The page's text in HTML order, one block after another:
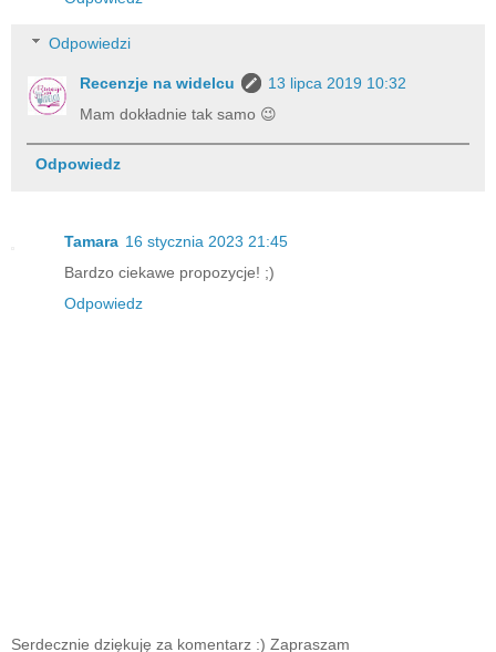
Odpowiedzi
Recenzje na widelcu
13 lipca 2019 10:32
Mam dokładnie tak samo 😉
Odpowiedz
Tamara 16 stycznia 2023 21:45
Bardzo ciekawe propozycje! ;)
Odpowiedz
Serdecznie dziękuję za komentarz :) Zapraszam